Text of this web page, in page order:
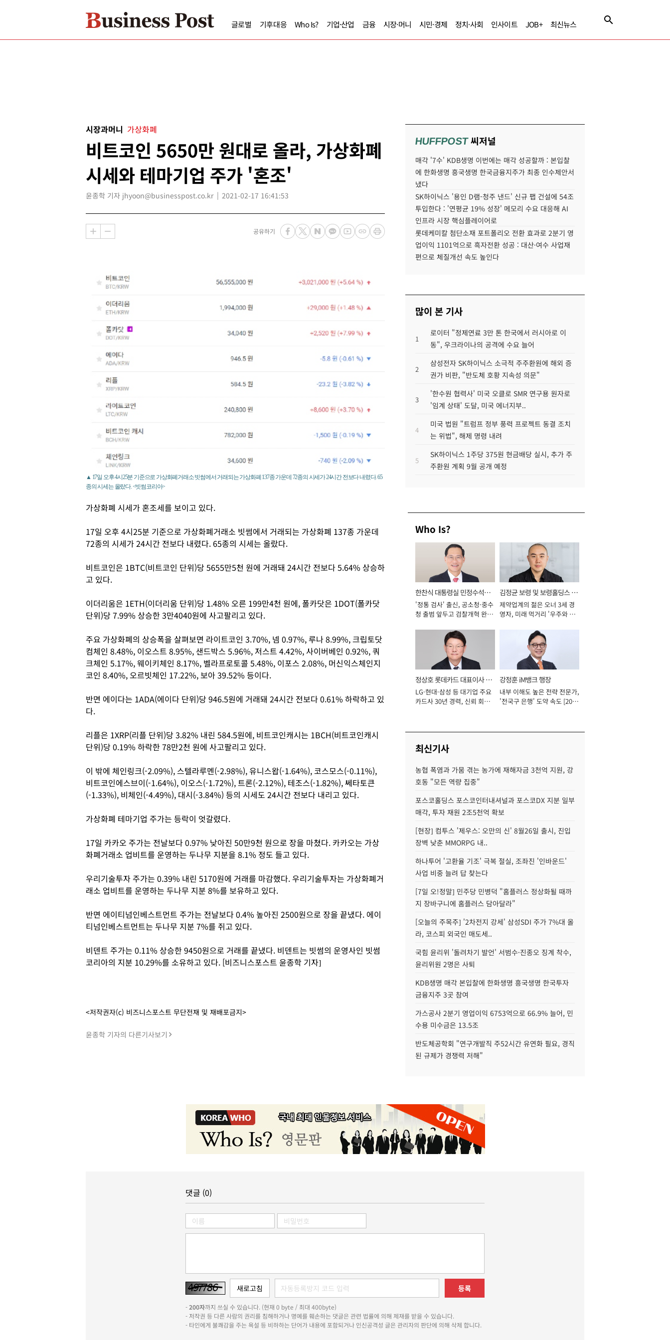
글로벌 기후대응 Who Is? 기업·산업 금융 시장·머니 시민·경제 정치·사회 인사이트 JOB+ 최신뉴스
시장과머니 가상화폐
비트코인 5650만 원대로 올라, 가상화폐
시세와 테마기업 주가 '혼조'
윤종학 기자 jhyoon@businesspost.co.kr 2021-02-17 16:41:53
공유하기
▲ 17일 오후 4시25분 기준으로 가상화폐거래소 빗썸에서 거래되는 가상화폐 137종 가운데 72종의 시세가 24시간 전보다 내렸다. 65
종의 시세는 올랐다. <빗썸코리아>
가상화폐 시세가 혼조세를 보이고 있다.
17일 오후 4시25분 기준으로 가상화폐거래소 빗썸에서 거래되는 가상화폐 137종 가운데
72종의 시세가 24시간 전보다 내렸다. 65종의 시세는 올랐다.
비트코인은 1BTC(비트코인 단위)당 5655만5천 원에 거래돼 24시간 전보다 5.64% 상승하
고 있다.
이더리움은 1ETH(이더리움 단위)당 1.48% 오른 199만4천 원에, 폴카닷은 1DOT(폴카닷
단위)당 7.99% 상승한 3만4040원에 사고팔리고 있다.
주요 가상화폐의 상승폭을 살펴보면 라이트코인 3.70%, 넴 0.97%, 루나 8.99%, 크립토닷
컴체인 8.48%, 이오스트 8.95%, 샌드박스 5.96%, 저스트 4.42%, 사이버베인 0.92%, 쿼
크체인 5.17%, 웨이키체인 8.17%, 벨라프로토콜 5.48%, 이포스 2.08%, 머신익스체인지
코인 8.40%, 오르빗체인 17.22%, 보아 39.52% 등이다.
반면 에이다는 1ADA(에이다 단위)당 946.5원에 거래돼 24시간 전보다 0.61% 하락하고 있
다.
리플은 1XRP(리플 단위)당 3.82% 내린 584.5원에, 비트코인캐시는 1BCH(비트코인캐시
단위)당 0.19% 하락한 78만2천 원에 사고팔리고 있다.
이 밖에 체인링크(-2.09%), 스텔라루멘(-2.98%), 유니스왑(-1.64%), 코스모스(-0.11%),
비트코인에스브이(-1.64%), 이오스(-1.72%), 트론(-2.12%), 테조스(-1.82%), 쎄타토큰
(-1.33%), 비체인(-4.49%), 대시(-3.84%) 등의 시세도 24시간 전보다 내리고 있다.
가상화폐 테마기업 주가는 등락이 엇갈렸다.
17일 카카오 주가는 전날보다 0.97% 낮아진 50만9천 원으로 장을 마쳤다. 카카오는 가상
화폐거래소 업비트를 운영하는 두나무 지분을 8.1% 정도 들고 있다.
우리기술투자 주가는 0.39% 내린 5170원에 거래를 마감했다. 우리기술투자는 가상화폐거
래소 업비트를 운영하는 두나무 지분 8%를 보유하고 있다.
반면 에이티넘인베스트먼트 주가는 전날보다 0.4% 높아진 2500원으로 장을 끝냈다. 에이
티넘인베스트먼트는 두나무 지분 7%를 쥐고 있다.
비덴트 주가는 0.11% 상승한 9450원으로 거래를 끝냈다. 비덴트는 빗썸의 운영사인 빗썸
코리아의 지분 10.29%를 소유하고 있다. [비즈니스포스트 윤종학 기자]
<저작권자(c) 비즈니스포스트 무단전재 및 재배포금지>
윤종학 기자의 다른기사보기
HUFFPOST씨저널
매각 '7수' KDB생명 이번에는 매각 성공할까 : 본입찰
에 한화생명 흥국생명 한국금융지주가 최종 인수제안서
냈다
SK하이닉스 '용인 D램-청주 낸드' 신규 팹 건설에 54조
투입한다 : '연평균 19% 성장' 메모리 수요 대응해 AI
인프라 시장 핵심플레이어로
롯데케미칼 첨단소재 포트폴리오 전환 효과로 2분기 영
업이익 1101억으로 흑자전환 성공 : 대산·여수 사업재
편으로 체질개선 속도 높인다
많이 본 기사
1
로이터 "정제연료 3만 톤 한국에서 러시아로 이
동", 우크라이나의 공격에 수요 늘어
2
삼성전자 SK하이닉스 소극적 주주환원에 해외 증
권가 비판, "반도체 호황 지속성 의문"
3
'한수원 협력사' 미국 오클로 SMR 연구용 원자로
'임계 상태' 도달, 미국 에너지부..
4
미국 법원 "트럼프 정부 풍력 프로젝트 동결 조치
는 위법", 해제 명령 내려
5
SK하이닉스 1주당 375원 현금배당 실시, 추가 주
주환원 계획 9월 공개 예정
Who Is?
한찬식 대통령실 민정수석비
서관
'정통 검사' 출신, 공소청·중수
청 출범 앞두고 검찰개혁 완수
김정균 보령 및 보령홀딩스 대
표이사 사장
제약업계의 젊은 오너 3세 경
영자, 미래 먹거리 '우주와 헬
정상호 롯데카드 대표이사 사
장
LG·현대·삼성 등 대기업 주요
카드사 30년 경력, 신뢰 회복
강정훈 iM뱅크 행장
내부 이해도 높은 전략 전문가,
'전국구 은행' 도약 속도 [2026
최신기사
농협 폭염과 가뭄 겪는 농가에 재해자금 3천억 지원, 강
호동 "모든 역량 집중"
포스코홀딩스 포스코인터내셔널과 포스코DX 지분 일부
매각, 투자 재원 2조5천억 확보
[현장] 컴투스 '제우스: 오만의 신' 8월26일 출시, 진입
장벽 낮춘 MMORPG 내..
하나투어 '고환율 기조' 극복 절실, 조좌진 '인바운드'
사업 비중 늘려 답 찾는다
[7일 오!정말] 민주당 민병덕 "홈플러스 정상화될 때까
지 장바구니에 홈플러스 담아달라"
[오늘의 주목주] '2차전지 강세' 삼성SDI 주가 7%대 올
라, 코스피 외국인 매도세..
국힘 윤리위 '돌려차기 발언' 서범수·진종오 징계 착수,
윤리위원 2명은 사퇴
KDB생명 매각 본입찰에 한화생명 흥국생명 한국투자
금융지주 3곳 참여
가스공사 2분기 영업이익 6753억으로 66.9% 늘어, 민
수용 미수금은 13.5조
반도체공학회 "연구개발직 주52시간 유연화 필요, 경직
된 규제가 경쟁력 저해"
댓글 (0)
등록
-200자까지 쓰실 수 있습니다. (현재 0 byte / 최대 400byte)
- 저작권 등 다른 사람의 권리를 침해하거나 명예를 훼손하는 댓글은 관련 법률에 의해 제재를 받을 수 있습니다.
- 타인에게 불쾌감을 주는 욕설 등 비하하는 단어가 내용에 포함되거나 인신공격성 글은 관리자의 판단에 의해 삭제 합니다.